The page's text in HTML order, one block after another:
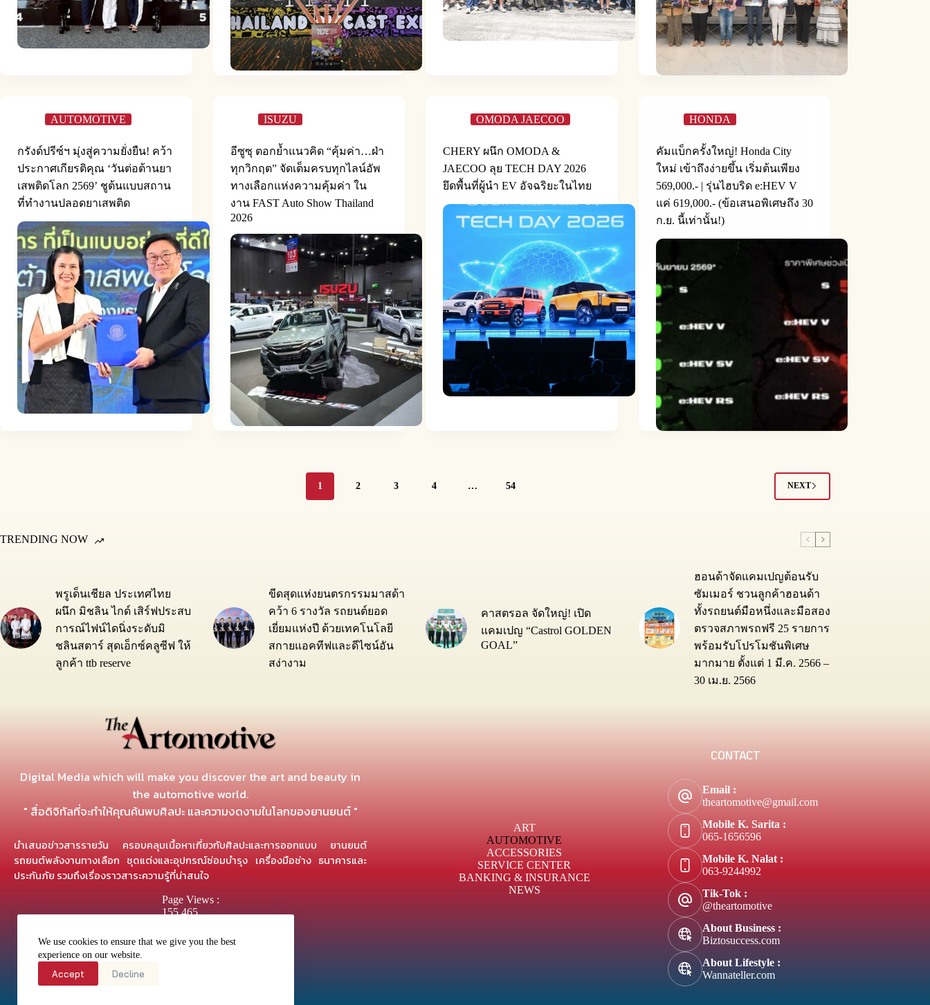
We use cookies to ensure that we give you the best
experience on our website.
Accept Decline
AUTOMOTIVE
กรังด์ปรีซ์ฯ มุ่งสู่ความยั่งยืน! คว้า
ประกาศเกียรติคุณ ‘วันต่อต้านยา
เสพติดโลก 2569’ ชูต้นแบบสถาน
ที่ทำงานปลอดยาเสพติด
ISUZU
อีซูซุ ตอกย้ำแนวคิด “คุ้มค่า…ฝ่า
ทุกวิกฤต” จัดเต็มครบทุกไลน์อัพ
ทางเลือกแห่งความคุ้มค่า ใน
งาน FAST Auto Show Thailand
2026
OMODA JAECOO
CHERY ผนึก OMODA &
JAECOO ลุย TECH DAY 2026
ยึดพื้นที่ผู้นำ EV อัจฉริยะในไทย
HONDA
คัมแบ็กครั้งใหญ่! Honda City
ใหม่ เข้าถึงง่ายขึ้น เริ่มต้นเพียง
569,000.- | รุ่นไฮบริด e:HEV V
แค่ 619,000.- (ข้อเสนอพิเศษถึง 30
ก.ย. นี้เท่านั้น!)
1 2 3 4 … 54 NEXT
TRENDING NOW
พรูเด็นเชียล ประเทศไทย
ผนึก มิชลิน ไกด์ เสิร์ฟประสบ
การณ์ไฟน์ไดนิ่งระดับมิ
ชลินสตาร์ สุดเอ็กซ์คลูซีฟ ให้
ลูกค้า ttb reserve
ขีดสุดแห่งยนตรกรรมมาสด้า
คว้า 6 รางวัล รถยนต์ยอด
เยี่ยมแห่งปี ด้วยเทคโนโลยี
สกายแอคทีฟและดีไซน์อัน
สง่างาม
คาสตรอล จัดใหญ่! เปิด
แคมเปญ “Castrol GOLDEN
GOAL”
ฮอนด้าจัดแคมเปญต้อนรับ
ซัมเมอร์ ชวนลูกค้าฮอนด้า
ทั้งรถยนต์มือหนึ่งและมือสอง
ตรวจสภาพรถฟรี 25 รายการ
พร้อมรับโปรโมชันพิเศษ
มากมาย ตั้งแต่ 1 มี.ค. 2566 –
30 เม.ย. 2566
Digital Media which will make you discover the art and beauty in
the automotive world.
" สื่อดิจิทัลที่จะทำให้คุณค้นพบศิลปะ และความงดงามในโลกของยานยนต์ "
นำเสนอข่าวสารรายวัน ครอบคลุมเนื้อหาเกี่ยวกับศิลปะและการออกแบบ ยานยนต์
รถยนต์พลังงานทางเลือก ชุดแต่งและอุปกรณ์ซ่อมบำรุง เครื่องมือช่าง ธนาคารและ
ประกันภัย รวมถึงเรื่องราวสาระความรู้ที่น่าสนใจ
Page Views :
155,465
ART
AUTOMOTIVE
ACCESSORIES
SERVICE CENTER
BANKING & INSURANCE
NEWS
CONTACT
Email :
theartomotive@gmail.com
Mobile K. Sarita :
065-1656596
Mobile K. Nalat :
063-9244992
Tik-Tok :
@theartomotive
About Business :
Biztosuccess.com
About Lifestyle :
Wannateller.com